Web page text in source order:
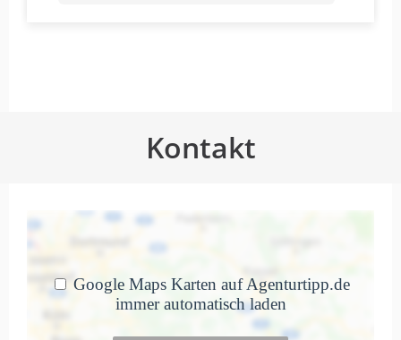
Rasch, kreativ, unkompliziert. Wir arbeiten
Danke für die Blumen, liebe Frau…
Kontakt